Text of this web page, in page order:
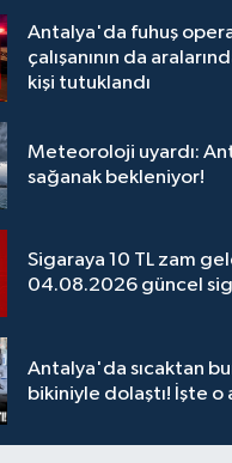
Antalya'da fuhuş
çalışanının da
kişi tutuklandı
Meteoroloji uyardı:
sağanak bekleniyor!
Sigaraya 10 TL zam
04.08.2026 güncel
Antalya'da sıcaktan
bikiniyle dolaştı! İşte o